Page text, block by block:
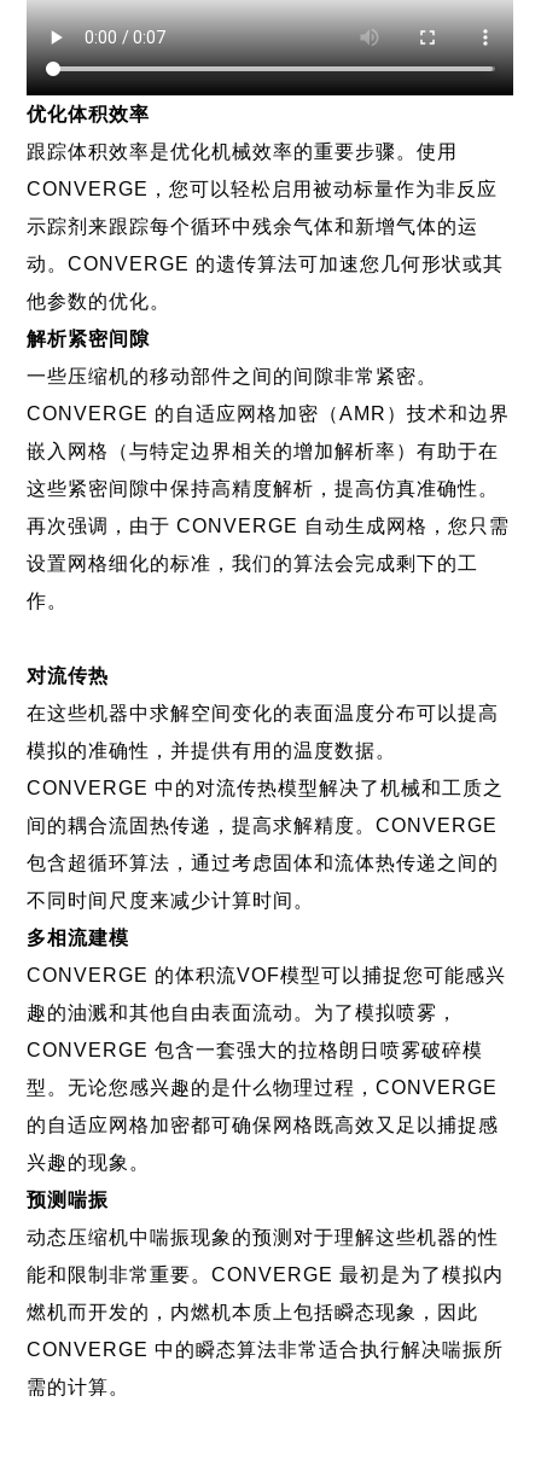
优化体积效率
跟踪体积效率是优化机械效率的重要步骤。使用
CONVERGE，您可以轻松启用被动标量作为非反应
示踪剂来跟踪每个循环中残余气体和新增气体的运
动。CONVERGE 的遗传算法可加速您几何形状或其
他参数的优化。
解析紧密间隙
一些压缩机的移动部件之间的间隙非常紧密。
CONVERGE 的自适应网格加密（AMR）技术和边界
嵌入网格（与特定边界相关的增加解析率）有助于在
这些紧密间隙中保持高精度解析，提高仿真准确性。
再次强调，由于 CONVERGE 自动生成网格，您只需
设置网格细化的标准，我们的算法会完成剩下的工
作。
对流传热
在这些机器中求解空间变化的表面温度分布可以提高
模拟的准确性，并提供有用的温度数据。
CONVERGE 中的对流传热模型解决了机械和工质之
间的耦合流固热传递，提高求解精度。CONVERGE
包含超循环算法，通过考虑固体和流体热传递之间的
不同时间尺度来减少计算时间。
多相流建模
CONVERGE 的体积流VOF模型可以捕捉您可能感兴
趣的油溅和其他自由表面流动。为了模拟喷雾，
CONVERGE 包含一套强大的拉格朗日喷雾破碎模
型。无论您感兴趣的是什么物理过程，CONVERGE
的自适应网格加密都可确保网格既高效又足以捕捉感
兴趣的现象。
预测喘振
动态压缩机中喘振现象的预测对于理解这些机器的性
能和限制非常重要。CONVERGE 最初是为了模拟内
燃机而开发的，内燃机本质上包括瞬态现象，因此
CONVERGE 中的瞬态算法非常适合执行解决喘振所
需的计算。